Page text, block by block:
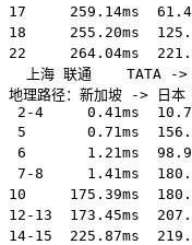
17     259.14ms
18     255.20ms
22     264.04ms
上海 联通    TATA
地理路径：新加坡 ->
2-4     0.41ms
5       0.71ms
6       1.21ms
7-8     1.41ms
10     175.39ms
12-13  173.45ms
14-15  225.87ms